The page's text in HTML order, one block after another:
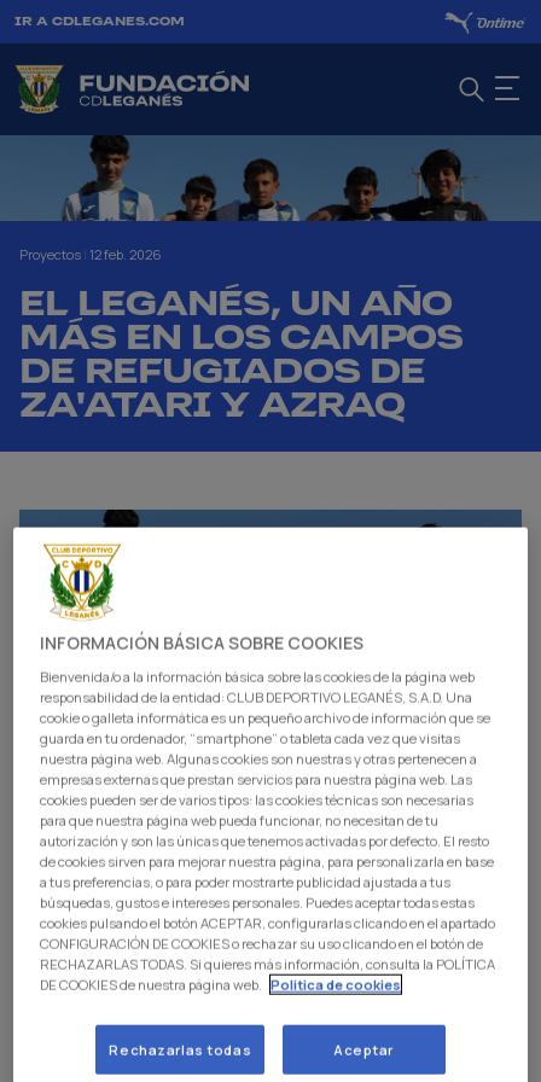
IR A CDLEGANES.COM
Proyectos | 12 feb. 2026
EL LEGANÉS, UN AÑO
MÁS EN LOS CAMPOS
DE REFUGIADOS DE
ZA'ATARI Y AZRAQ
El C.D. Leganés participa una temporada más en el
proyecto de LALIGA y FUNDACIÓN LALIGA Za’atari &
Azraq Social Project, una iniciativa que utiliza el
fútbol como herramienta educativa y de inclusión en
los campos de refugiados de Za’atari y Azraq
(Jordania).
Esta temporada participan 430 niños y niñas repartidos
INFORMACIÓN BÁSICA SOBRE COOKIES
Bienvenida/o a la información básica sobre las cookies de la página web
responsabilidad de la entidad: CLUB DEPORTIVO LEGANÉS, S.A.D. Una
cookie o galleta informática es un pequeño archivo de información que se
guarda en tu ordenador, “smartphone” o tableta cada vez que visitas
nuestra página web. Algunas cookies son nuestras y otras pertenecen a
empresas externas que prestan servicios para nuestra página web. Las
cookies pueden ser de varios tipos: las cookies técnicas son necesarias
para que nuestra página web pueda funcionar, no necesitan de tu
autorización y son las únicas que tenemos activadas por defecto. El resto
de cookies sirven para mejorar nuestra página, para personalizarla en base
a tus preferencias, o para poder mostrarte publicidad ajustada a tus
búsquedas, gustos e intereses personales. Puedes aceptar todas estas
cookies pulsando el botón ACEPTAR, configurarlas clicando en el apartado
CONFIGURACIÓN DE COOKIES o rechazar su uso clicando en el botón de
RECHAZARLAS TODAS. Si quieres más información, consulta la POLÍTICA
DE COOKIES de nuestra página web. Politica de cookies
Rechazarlas todas Aceptar